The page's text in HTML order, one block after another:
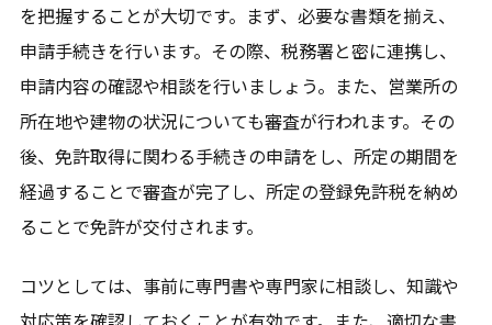
を把握することが大切です。まず、必要な書類を揃え、
申請手続きを行います。その際、税務署と密に連携し、
申請内容の確認や相談を行いましょう。また、営業所の
所在地や建物の状況についても審査が行われます。その
後、免許取得に関わる手続きの申請をし、所定の期間を
経過することで審査が完了し、所定の登録免許税を納め
ることで免許が交付されます。
コツとしては、事前に専門書や専門家に相談し、知識や